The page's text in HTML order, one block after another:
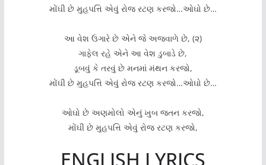
મોંઘી છે મુહપત્તિ એવું રોજ રટણ કરજો…ઓઘો છે…
આ વેશ ઉગારે છે એને જે અજવાળે છે, (૨)
ગાફેલ રહે એને આ વેશ ડુબાડે છે,
ડૂબવું કે તરવું છે મનમાં મંથન કરજો,
મોંઘી છે મુહપત્તિ એવું રોજ રટણ કરજો…ઓઘો છે…
ઓઘો છે અણમોલો એનું ખુબ જતન કરજો,
મોંઘી છે મુહપત્તિ એવું રોજ રટણ કરજો,
ENGLISH LYRICS